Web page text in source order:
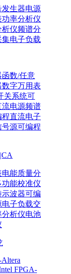
发生器电源
功率分析仪
析仪频谱分
集电子负载
函数/任意
数字万用表
关系统可
流电源频谱
程直流电子
号源可编程
电能质量分
功能校准仪
示波器可编
电子负载交
分析仪电池
FPGA-